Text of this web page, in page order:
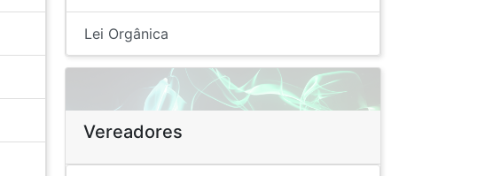
Lei Orgânica
Vereadores